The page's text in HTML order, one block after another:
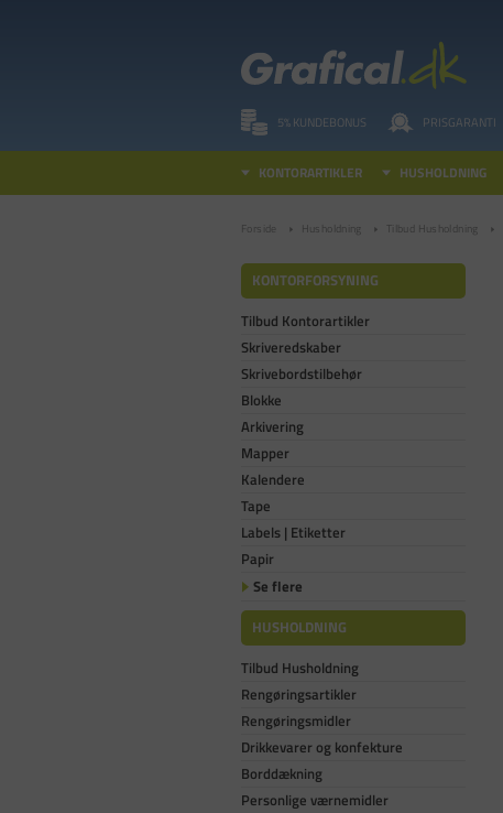
5% KUNDEBONUS PRISGARANTI
KONTORARTIKLER HUSHOLDNING
Forside Husholdning Tilbud Husholdning
KONTORFORSYNING
Tilbud Kontorartikler
Skriveredskaber
Skrivebordstilbehør
Blokke
Arkivering
Mapper
Kalendere
Tape
Labels | Etiketter
Papir
Se flere
HUSHOLDNING
Tilbud Husholdning
Rengøringsartikler
Rengøringsmidler
Drikkevarer og konfekture
Borddækning
Personlige værnemidler